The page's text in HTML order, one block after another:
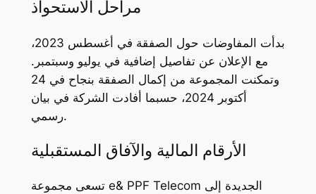
مراحل الاستحواذ
بدأت المفاوضات حول الصفقة في أغسطس 2023،
مع الإعلان عن تفاصيل إضافية في يوليو وسبتمبر.
وتمكنت المجموعة من إكمال الصفقة بنجاح في 24
أكتوبر 2024، حسبما أفادت الشركة في بيان
رسمي.
الأرقام المالية والآفاق المستقبلية
تسعى مجموعة e& PPF Telecom الجديدة إلى